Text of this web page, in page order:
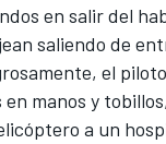
en salir del
saliendo de
el
en manos y
a un